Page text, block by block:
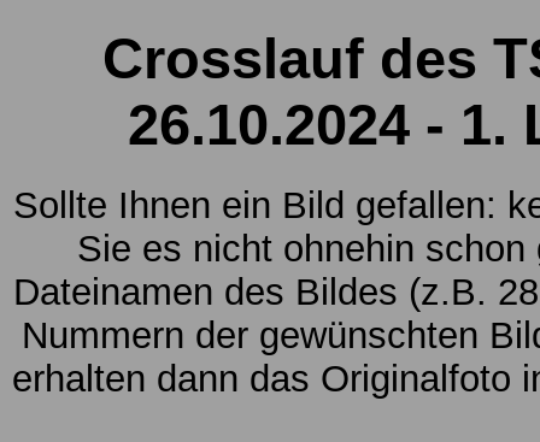
Crosslauf des
26.10.2024 -
Sollte Ihnen ein Bild gefallen:
Sie es nicht ohnehin
Dateinamen des Bildes (z.B.
Nummern der gewünschten
erhalten dann das Originalfoto